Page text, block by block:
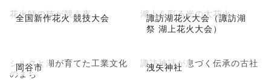
全国新作花火 競技大会
花火師の技が競う夜
諏訪湖花火大会（諏訪湖
祭 湖上花火大会）
湖上を彩る光の大花火
岡谷市
シルクと湖が育てた工業文化
のまち
洩矢神社
諏訪神話が息づく伝承の古社